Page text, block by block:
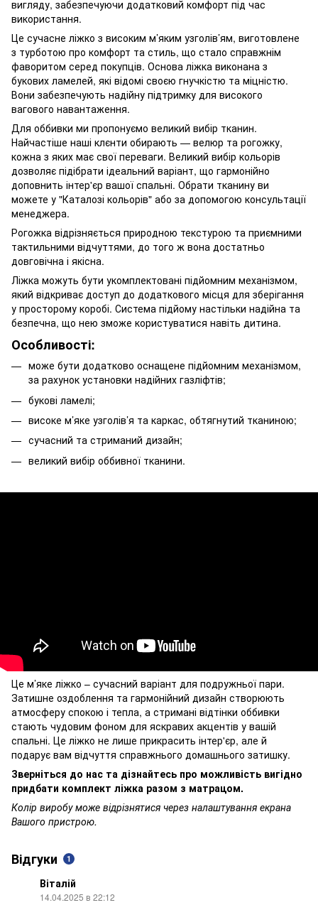
вигляду, забезпечуючи додатковий комфорт під час
використання.
Це сучасне ліжко з високим м’яким узголів’ям, виготовлене
з турботою про комфорт та стиль, що стало справжнім
фаворитом серед покупців. Основа ліжка виконана з
букових ламелей, які відомі своєю гнучкістю та міцністю.
Вони забезпечують надійну підтримку для високого
вагового навантаження.
Для оббивки ми пропонуємо великий вибір тканин.
Найчастіше наші клєнти обирають — велюр та рогожку,
кожна з яких має свої переваги. Великий вибір кольорів
дозволяє підібрати ідеальний варіант, що гармонійно
доповнить інтер'єр вашої спальні. Обрати тканину ви
можете у "Каталозі кольорів" або за допомогою консультації
менеджера.
Рогожка відрізняється природною текстурою та приємними
тактильними відчуттями, до того ж вона достатньо
довговічна і якісна.
Ліжка можуть бути укомплектовані підйомним механізмом,
який відкриває доступ до додаткового місця для зберігання
у просторому коробі. Система підйому настільки надійна та
безпечна, що нею зможе користуватися навіть дитина.
Особливості:
може бути додатково оснащене підйомним механізмом,
за рахунок установки надійних газліфтів;
букові ламелі;
високе м’яке узголів’я та каркас, обтягнутий тканиною;
сучасний та стриманий дизайн;
великий вибір оббивної тканини.
Це м’яке ліжко – сучасний варіант для подружньої пари.
Затишне оздоблення та гармонійний дизайн створюють
атмосферу спокою і тепла, а стримані відтінки оббивки
стають чудовим фоном для яскравих акцентів у вашій
спальні. Це ліжко не лише прикрасить інтер'єр, але й
подарує вам відчуття справжнього домашнього затишку.
Зверніться до нас та дізнайтесь про можливість вигідно
придбати комплект ліжка разом з матрацом.
Колір виробу може відрізнятися через налаштування екрана
Вашого пристрою.
Відгуки 1
Віталій
14.04.2025 в 22:12